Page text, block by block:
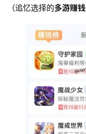
（追忆选择的多游赚钱